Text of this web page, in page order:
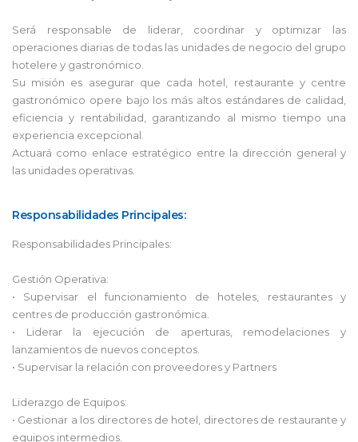
Será responsable de liderar, coordinar y optimizar las
operaciones diarias de todas las unidades de negocio del grupo
hotelere y gastronómico.
Su misión es asegurar que cada hotel, restaurante y centre
gastronómico opere bajo los más altos estándares de calidad,
eficiencia y rentabilidad, garantizando al mismo tiempo una
experiencia excepcional.
Actuará como enlace estratégico entre la dirección general y
las unidades operativas.
Responsabilidades Principales:
Responsabilidades Principales:
Gestión Operativa:
• Supervisar el funcionamiento de hoteles, restaurantes y
centres de producción gastronómica.
• Liderar la ejecución de aperturas, remodelaciones y
lanzamientos de nuevos conceptos.
• Supervisar la relación con proveedores y Partners
Liderazgo de Equipos:
• Gestionar a los directores de hotel, directores de restaurante y
equipos intermedios.